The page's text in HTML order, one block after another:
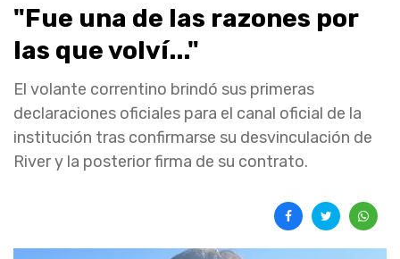
"Fue una de las razones por
las que volví..."
El volante correntino brindó sus primeras
declaraciones oficiales para el canal oficial de la
institución tras confirmarse su desvinculación de
River y la posterior firma de su contrato.